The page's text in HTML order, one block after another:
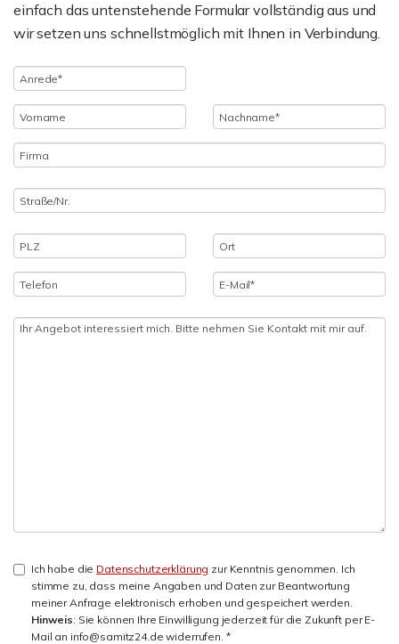
einfach das untenstehende Formular vollständig aus und
wir setzen uns schnellstmöglich mit Ihnen in Verbindung.
Ich habe die Datenschutzerklärung zur Kenntnis genommen. Ich
stimme zu, dass meine Angaben und Daten zur Beantwortung
meiner Anfrage elektronisch erhoben und gespeichert werden.
Hinweis: Sie können Ihre Einwilligung jederzeit für die Zukunft per E-
Mail an info@samitz24.de widerrufen. *